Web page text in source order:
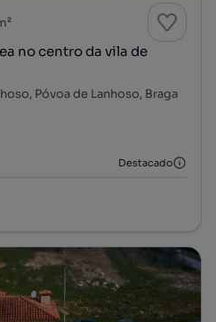
no centro da vila de
Póvoa de Lanhoso, Braga
Destacado